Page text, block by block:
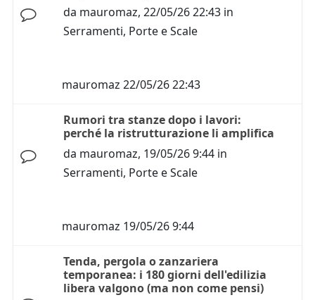
da mauromaz, 22/05/26 22:43 in
Serramenti, Porte e Scale
mauromaz 22/05/26 22:43
Rumori tra stanze dopo i lavori:
perché la ristrutturazione li amplifica
da mauromaz, 19/05/26 9:44 in
Serramenti, Porte e Scale
mauromaz 19/05/26 9:44
Tenda, pergola o zanzariera
temporanea: i 180 giorni dell'edilizia
libera valgono (ma non come pensi)